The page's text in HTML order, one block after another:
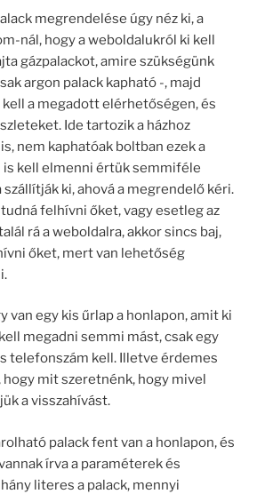
megrendelése úgy néz ki, a
nál, hogy a weboldalukról ki kell
gázpalackot, amire szükségünk
argon palack kapható -, majd
a megadott elérhetőségen, és
Ide tartozik a házhoz
nem kaphatóak boltban ezek a
is kell elmenni értük semmiféle
ki, ahová a megrendelő kéri.
felhívni őket, vagy esetleg az
rá a weboldalra, akkor sincs baj,
őket, mert van lehetőség
van egy kis űrlap a honlapon, amit ki
megadni semmi mást, csak egy
telefonszám kell. Illetve érdemes
hogy mit szeretnénk, hogy mivel
a visszahívást.
palack fent van a honlapon, és
írva a paraméterek és
literes a palack, mennyi